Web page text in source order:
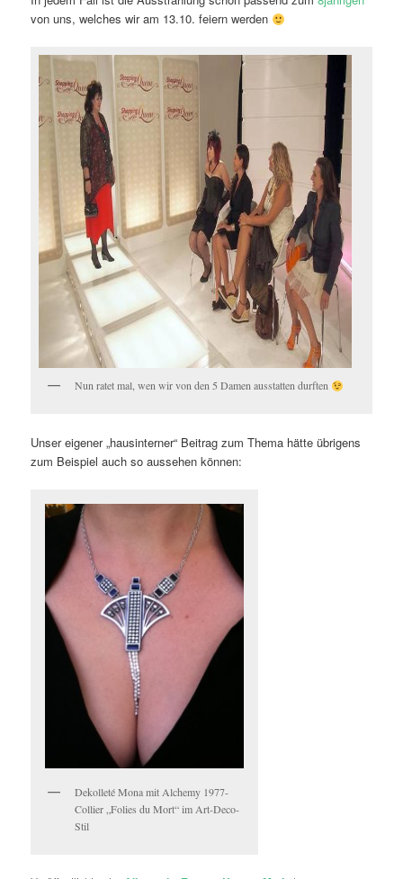
von uns, welches wir am 13.10. feiern werden
Nun ratet mal, wen wir von den 5 Damen ausstatten durften
Unser eigener „hausinterner“ Beitrag zum Thema hätte übrigens
zum Beispiel auch so aussehen können:
Dekolleté Mona mit Alchemy 1977-
Collier „Folies du Mort“ im Art-Deco-
Stil